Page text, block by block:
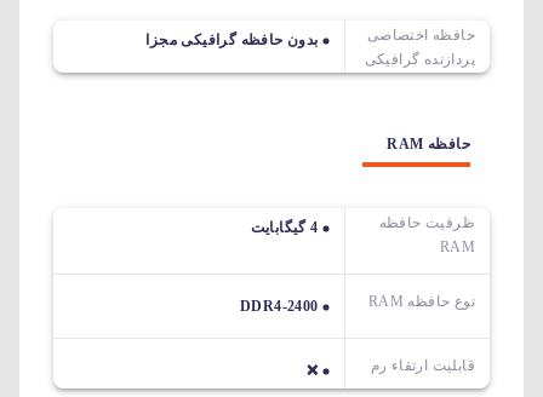
حافظه اختصاصی
پردازنده گرافیکی
بدون حافظه گرافیکی مجزا
حافظه RAM
ظرفیت حافظه
RAM
4 گیگابایت
نوع حافظه RAM DDR4-2400
قابلیت ارتقاء رم ❌